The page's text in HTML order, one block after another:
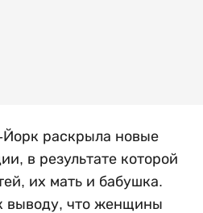
раскрыла новые
в результате которой
их мать и бабушка.
выводу, что женщины